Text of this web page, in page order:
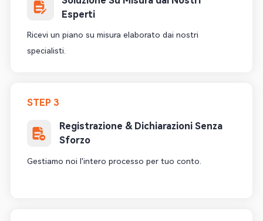
Esperti
Ricevi un piano su misura elaborato dai nostri
specialisti.
STEP 3
Registrazione & Dichiarazioni Senza
Sforzo
Gestiamo noi l'intero processo per tuo conto.